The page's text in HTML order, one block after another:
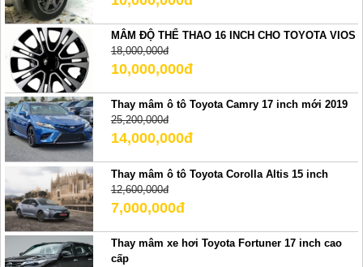
MÂM ĐỘ THỂ THAO 16 INCH CHO TOYOTA VIOS
18,000,000đ
10,000,000đ
Thay mâm ô tô Toyota Camry 17 inch mới 2019
25,200,000đ
14,000,000đ
Thay mâm ô tô Toyota Corolla Altis 15 inch
12,600,000đ
7,000,000đ
Thay mâm xe hơi Toyota Fortuner 17 inch cao
cấp